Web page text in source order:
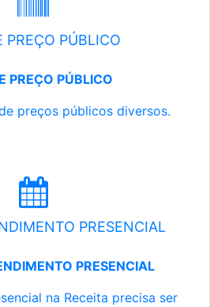
PREÇO PÚBLICO
PREÇO PÚBLICO
preços públicos diversos.
PRESENCIAL
PRESENCIAL
na Receita precisa ser